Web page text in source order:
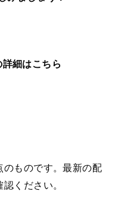
細はこちら
ものです。最新の配
ください。